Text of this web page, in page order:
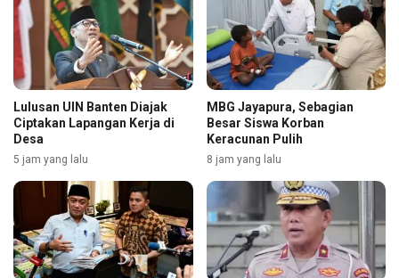
Lulusan UIN Banten Diajak
Ciptakan Lapangan Kerja di
Desa
5 jam yang lalu
MBG Jayapura, Sebagian
Besar Siswa Korban
Keracunan Pulih
8 jam yang lalu